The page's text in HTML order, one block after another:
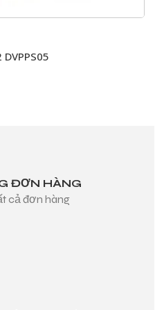
DVPPS05
ĐƠN HÀNG
cả đơn hàng